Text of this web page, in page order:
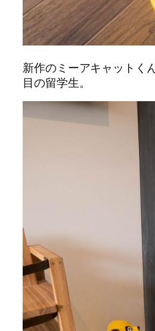
新作のミーアキャットく
目の留学生。